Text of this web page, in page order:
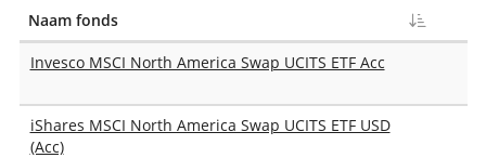
Naam fonds
Invesco MSCI North America Swap UCITS ETF Acc
iShares MSCI North America Swap UCITS ETF USD
(Acc)